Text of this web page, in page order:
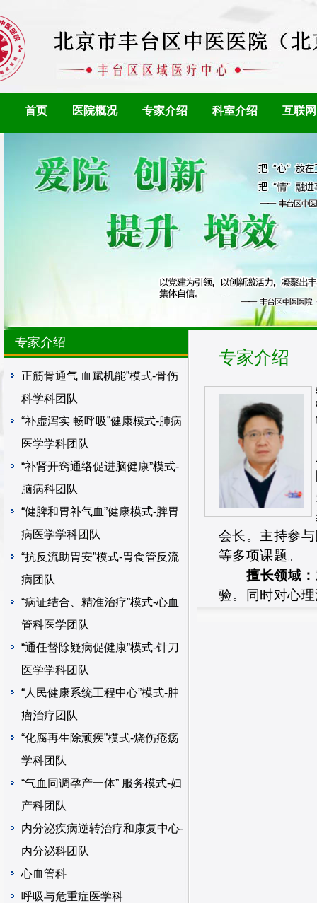
首页 医院概况 专家介绍 科室介绍 互联
专家介绍
正筋骨通气 血赋机能”模式-骨伤
科学科团队
“补虚泻实 畅呼吸”健康模式-肺病
医学学科团队
“补肾开窍通络促进脑健康”模式-
脑病科团队
“健脾和胃补气血”健康模式-脾胃
病医学学科团队
“抗反流助胃安”模式-胃食管反流
病团队
“病证结合、精准治疗”模式-心血
管科医学团队
“通任督除疑病促健康”模式-针刀
医学学科团队
“人民健康系统工程中心”模式-肿
瘤治疗团队
“化腐再生除顽疾”模式-烧伤疮疡
学科团队
“气血同调孕产一体” 服务模式-妇
产科团队
内分泌疾病逆转治疗和康复中心-
内分泌科团队
心血管科
呼吸与危重症医学科
专家介绍
会长。主持参
等多项课题。
擅长领域：
验。同时对心